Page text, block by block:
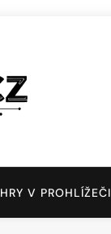
HRY V PROHLÍŽEČI